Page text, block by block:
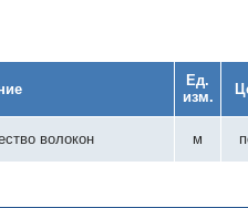
Ед.
изм.
волокон м